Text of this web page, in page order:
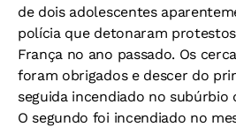
de dois adolescentes
polícia que detonaram
França no ano passado. Os
foram obrigados e descer do
seguida incendiado no subúrbio
O segundo foi incendiado no